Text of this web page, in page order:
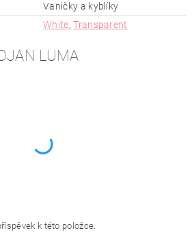
Vaničky a kyblíky
White,Transparent
LUMA
k této položce.